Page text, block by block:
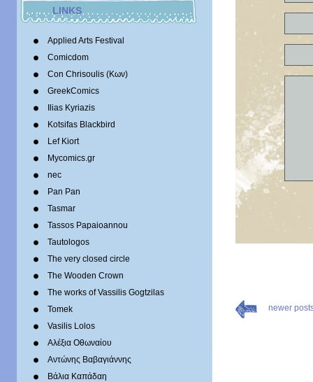
LINKS
Applied Arts Festival
Comicdom
Con Chrisoulis (Κων)
GreekComics
Ilias Kyriazis
Kotsifas Blackbird
Lef Kiort
Mycomics.gr
nec
Pan Pan
Tasmar
Tassos Papaioannou
Tautologos
The very closed circle
The Wooden Crown
The works of Vassilis Gogtzilas
Tomek
Vasilis Lolos
Αλέξια Οθωναίου
Αντώνης Βαβαγιάννης
Βάλια Καπάδαη
newer